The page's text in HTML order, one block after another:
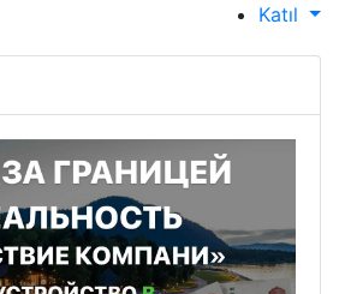
Katıl